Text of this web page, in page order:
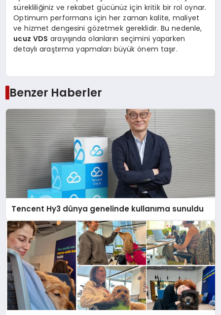
sürekliliğiniz ve rekabet gücünüz için kritik bir rol oynar.
Optimum performans için her zaman kalite, maliyet
ve hizmet dengesini gözetmek gereklidir. Bu nedenle,
ucuz VDS arayışında olanların seçimini yaparken
detaylı araştırma yapmaları büyük önem taşır.
Benzer Haberler
Tencent Hy3 dünya genelinde kullanıma sunuldu